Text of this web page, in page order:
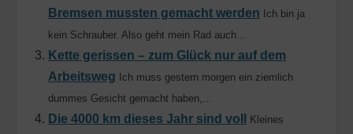
Bremsen mussten gemacht werden Ich bin ja
kein Schrauber. Also geht mein Rad auch...
Kette gerissen – zum Glück nur auf dem
Arbeitsweg Ich muss gestern morgen ein ziemlich
dummes Gesicht gemacht haben,...
Die 4000 km dieses Jahr sind voll
Kleines